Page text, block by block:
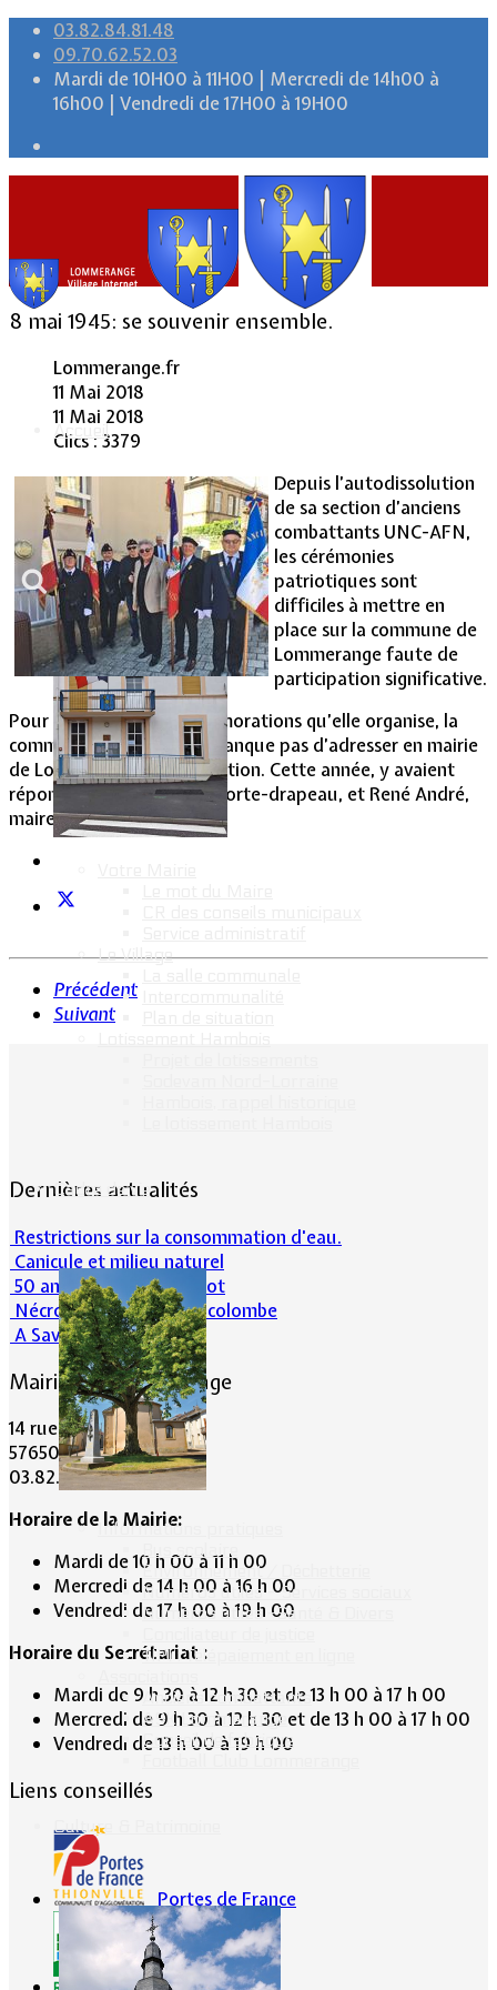
03.82.84.81.48
09.70.62.52.03
Mardi de 10H00 à 11H00 | Mercredi de 14h00 à
16h00 | Vendredi de 17H00 à 19H00
Accueil
Vie Municipale
Le Village
Cadre de vie
Informations pratiques
Bus scolaire
Environnement / Déchetterie
Numéros utiles - Services sociaux
Numéros utiles -Santé & Divers
TIPI : Télépaiement en ligne
Anciens combattants
ASK Lommerange
Conseil de fabrique
Culture & Patrimoine
8 mai 1945: se souvenir ensemble.
Lommerange.fr
11 Mai 2018
11 Mai 2018
Clics : 3379
Depuis l’autodissolution
de sa section d’anciens
combattants UNC-AFN,
les cérémonies
patriotiques sont
difficiles à mettre en
place sur la commune de
Lommerange faute de
participation significative.
Pour chacune des commémorations qu’elle organise, la
commune de Fontoy ne manque pas d’adresser en mairie
de Lommerange une invitation. Cette année, y avaient
répondu Patrick Compe, porte-drapeau, et René André,
maire de la commune.
Précédent
Suivant
Dernières actualités
Restrictions sur la consommation d'eau.
Canicule et milieu naturel
50 ans d’histoires de foot
Nécrologie : Norbert Lacolombe
A Savoir-Juin 2026
Mairie de Lommerange
14 rue Maréchal Joffre
57650 LOMMERANGE
03.82.84.81.48
Horaire de la Mairie:
Mardi de 10 h 00 à 11 h 00
Mercredi de 14 h 00 à 16 h 00
Vendredi de 17 h 00 à 19 h 00
Horaire du Secrétariat :
Mardi de 9 h 30 à 12 h 30 et de 13 h 00 à 17 h 00
Mercredi de 9 h 30 à 12 h 30 et de 13 h 00 à 17 h 00
Vendredi de 13 h 00 à 19 h 00
Liens conseillés
Portes de France